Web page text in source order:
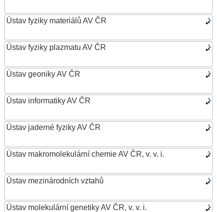
Ústav fyziky materiálů AV ČR
Ústav fyziky plazmatu AV ČR
Ústav geoniky AV ČR
Ústav informatiky AV ČR
Ústav jaderné fyziky AV ČR
Ústav makromolekulární chemie AV ČR, v. v. i.
Ústav mezinárodních vztahů
Ústav molekulární genetiky AV ČR, v. v. i.